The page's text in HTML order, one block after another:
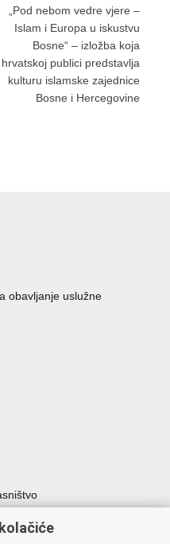
„Pod nebom vedre vjere –
Islam i Europa u iskustvu
Bosne“ – izložba koja
hrvatskoj publici predstavlja
kulturu islamske zajednice
Bosne i Hercegovine
obavljanje uslužne